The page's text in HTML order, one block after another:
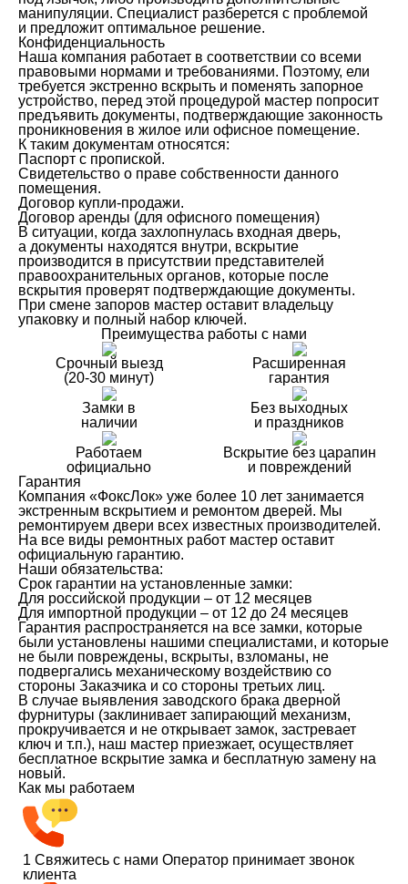
манипуляции. Специалист разберется с проблемой
и предложит оптимальное решение.
Конфиденциальность
Наша компания работает в соответствии со всеми
правовыми нормами и требованиями. Поэтому, ели
требуется экстренно вскрыть и поменять запорное
устройство, перед этой процедурой мастер попросит
предъявить документы, подтверждающие законность
проникновения в жилое или офисное помещение.
К таким документам относятся:
Паспорт с пропиской.
Свидетельство о праве собственности данного
помещения.
Договор купли-продажи.
Договор аренды (для офисного помещения)
В ситуации, когда захлопнулась входная дверь,
а документы находятся внутри, вскрытие
производится в присутствии представителей
правоохранительных органов, которые после
вскрытия проверят подтверждающие документы.
При смене запоров мастер оставит владельцу
упаковку и полный набор ключей.
Преимущества работы с нами
Срочный выезд
(20-30 минут)
Расширенная
гарантия
Замки в
наличии
Без выходных
и праздников
Работаем
официально
Вскрытие без царапин
и повреждений
Гарантия
Компания «ФоксЛок» уже более 10 лет занимается
экстренным вскрытием и ремонтом дверей. Мы
ремонтируем двери всех известных производителей.
На все виды ремонтных работ мастер оставит
официальную гарантию.
Наши обязательства:
Срок гарантии на установленные замки:
Для российской продукции – от 12 месяцев
Для импортной продукции – от 12 до 24 месяцев
Гарантия распространяется на все замки, которые
были установлены нашими специалистами, и которые
не были повреждены, вскрыты, взломаны, не
подвергались механическому воздействию со
стороны Заказчика и со стороны третьих лиц.
В случае выявления заводского брака дверной
фурнитуры (заклинивает запирающий механизм,
прокручивается и не открывает замок, застревает
ключ и т.п.), наш мастер приезжает, осуществляет
бесплатное вскрытие замка и бесплатную замену на
новый.
Как мы работаем
1 Свяжитесь с нами Оператор принимает звонок
клиента